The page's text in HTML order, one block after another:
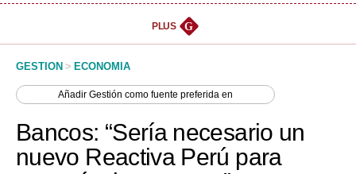
Management & Empleo
Perú
PLUS G
GESTION > ECONOMIA
AñadirGestión como fuente preferida en
Bancos: “Sería necesario un
nuevo Reactiva Perú para